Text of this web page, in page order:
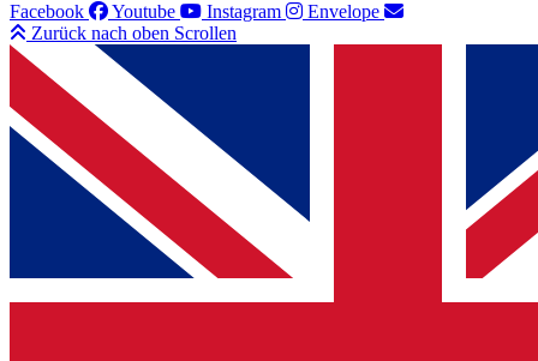
Facebook
Youtube Instagram
Envelope
Zurück nach oben Scrollen